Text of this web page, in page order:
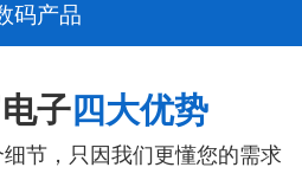
码产品
子四大优势
节，只因我们更懂您的需求